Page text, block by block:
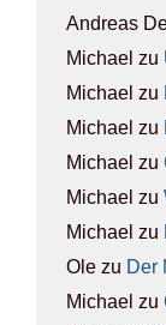
Andreas
Michael zu
Michael zu
Michael zu
Michael zu
Michael zu
Michael zu
Ole zu Der
Michael zu